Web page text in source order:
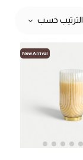
الترتيب حسب
New Arrival